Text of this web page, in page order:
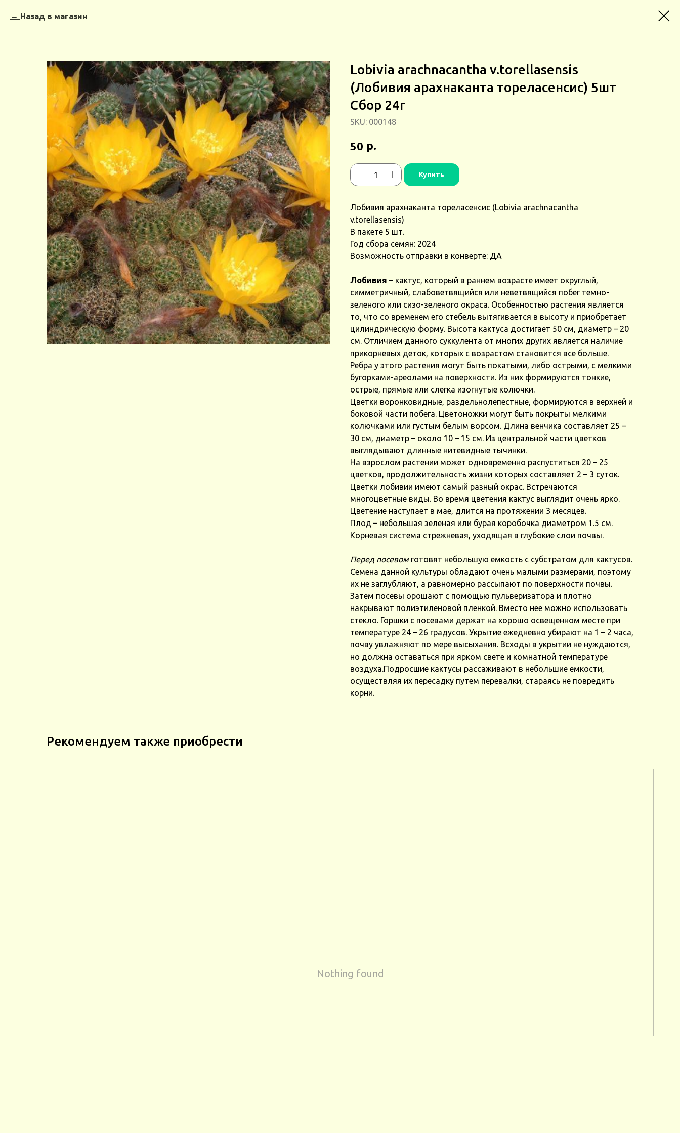
Назад в магазин
Lobivia arachnacantha v.torellasensis
(Лобивия арахнаканта тореласенсис) 5шт
Сбор 24г
SKU: 000148
50 р.
Купить
Лобивия арахнаканта тореласенсис (Lobivia arachnacantha
v.torellasensis)
В пакете 5 шт.
Год сбора семян: 2024
Возможность отправки в конверте: ДА
Лобивия – кактус, который в раннем возрасте имеет округлый,
симметричный, слабоветвящийся или неветвящийся побег темно-
зеленого или сизо-зеленого окраса. Особенностью растения является
то, что со временем его стебель вытягивается в высоту и приобретает
цилиндрическую форму. Высота кактуса достигает 50 см, диаметр – 20
см. Отличием данного суккулента от многих других является наличие
прикорневых деток, которых с возрастом становится все больше.
Ребра у этого растения могут быть покатыми, либо острыми, с мелкими
бугорками-ареолами на поверхности. Из них формируются тонкие,
острые, прямые или слегка изогнутые колючки.
Цветки воронковидные, раздельнолепестные, формируются в верхней и
боковой части побега. Цветоножки могут быть покрыты мелкими
колючками или густым белым ворсом. Длина венчика составляет 25 –
30 см, диаметр – около 10 – 15 см. Из центральной части цветков
выглядывают длинные нитевидные тычинки.
На взрослом растении может одновременно распуститься 20 – 25
цветков, продолжительность жизни которых составляет 2 – 3 суток.
Цветки лобивии имеют самый разный окрас. Встречаются
многоцветные виды. Во время цветения кактус выглядит очень ярко.
Цветение наступает в мае, длится на протяжении 3 месяцев.
Плод – небольшая зеленая или бурая коробочка диаметром 1.5 см.
Корневая система стрежневая, уходящая в глубокие слои почвы.
Перед посевом готовят небольшую емкость с субстратом для кактусов.
Семена данной культуры обладают очень малыми размерами, поэтому
их не заглубляют, а равномерно рассыпают по поверхности почвы.
Затем посевы орошают с помощью пульверизатора и плотно
накрывают полиэтиленовой пленкой. Вместо нее можно использовать
стекло. Горшки с посевами держат на хорошо освещенном месте при
температуре 24 – 26 градусов. Укрытие ежедневно убирают на 1 – 2 часа,
почву увлажняют по мере высыхания. Всходы в укрытии не нуждаются,
но должна оставаться при ярком свете и комнатной температуре
воздуха.Подросшие кактусы рассаживают в небольшие емкости,
осуществляя их пересадку путем перевалки, стараясь не повредить
корни.
Рекомендуем также приобрести
Nothing found